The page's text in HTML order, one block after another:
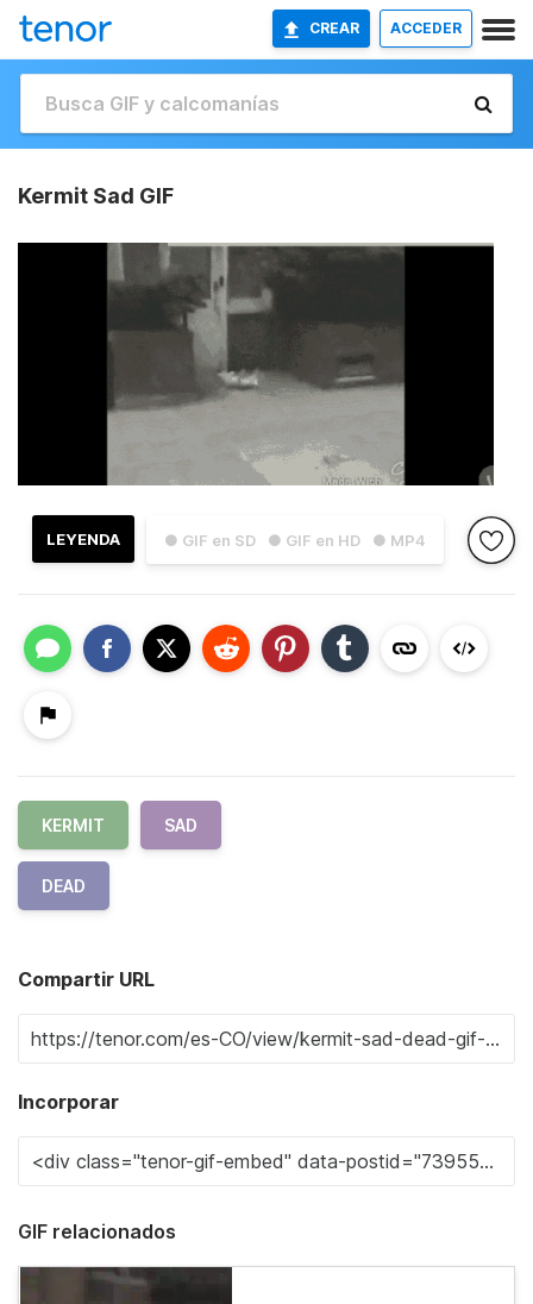
CREAR ACCEDER
Kermit Sad GIF
● GIF en SD ● GIF en HD ● MP4
LEYENDA
KERMIT SAD
DEAD
Compartir URL
Incorporar
GIF relacionados